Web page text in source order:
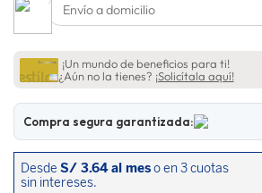
Envío a domicilio
¡Un mundo de beneficios para ti!
¿Aún no la tienes? ¡Solicítala aquí!
Compra segura garantizada: